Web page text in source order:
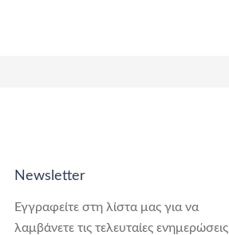
Newsletter
Εγγραφείτε στη λίστα μας για να
λαμβάνετε τις τελευταίες ενημερώσεις